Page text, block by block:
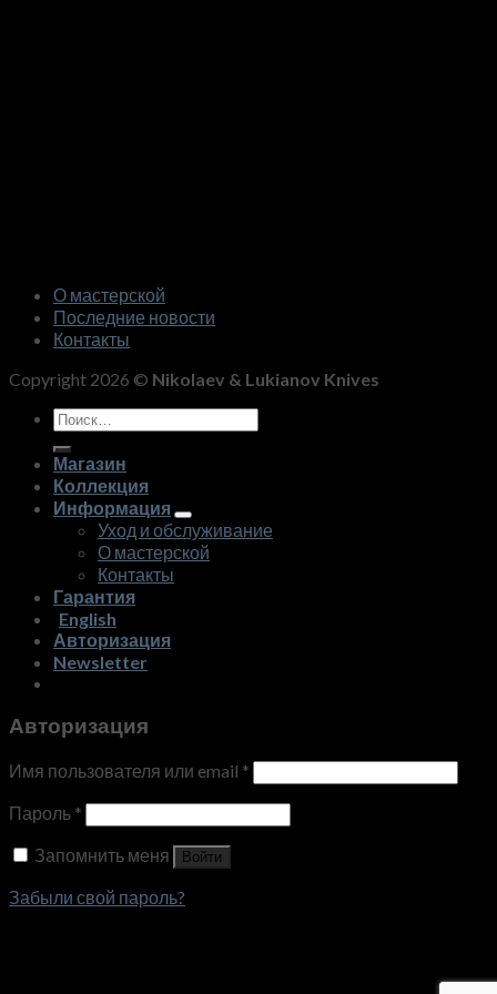
О мастерской
Последние новости
Контакты
Copyright 2026 © Nikolaev & Lukianov Knives
Искать:
Магазин
Коллекция
Информация
Уход и обслуживание
О мастерской
Контакты
Гарантия
English
Авторизация
Newsletter
Авторизация
Имя пользователя или email *
Пароль *
Запомнить меня
Войти
Забыли свой пароль?